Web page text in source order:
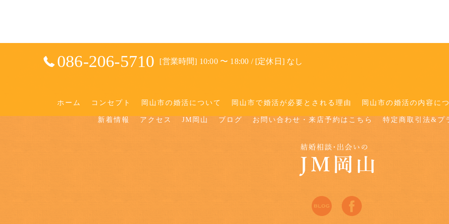
086-206-5710 [営業時間] 10:00 〜 18:00 / [定休日] なし
ホーム コンセプト 岡山市の婚活について 岡山市で婚活が必要とされる理由 岡山市の婚活の内容に
新着情報 アクセス JM岡山 ブログ お問い合わせ・来店予約はこちら 特定商取引法&プ